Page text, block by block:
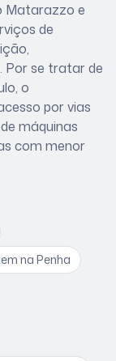
Matarazzo e
de
Por se tratar de
, o
por vias
máquinas
com menor
na Penha